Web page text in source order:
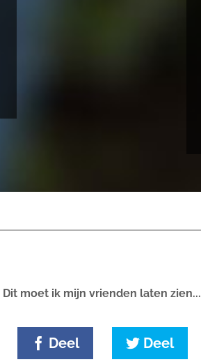
Dit moet ik mijn vrienden laten zien...
Deel Deel